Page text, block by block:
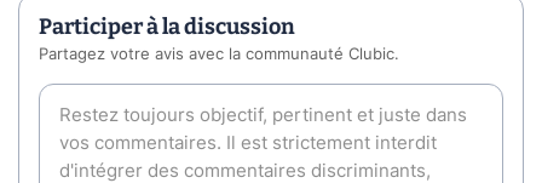
Participer à la discussion
Partagez votre avis avec la communauté Clubic.